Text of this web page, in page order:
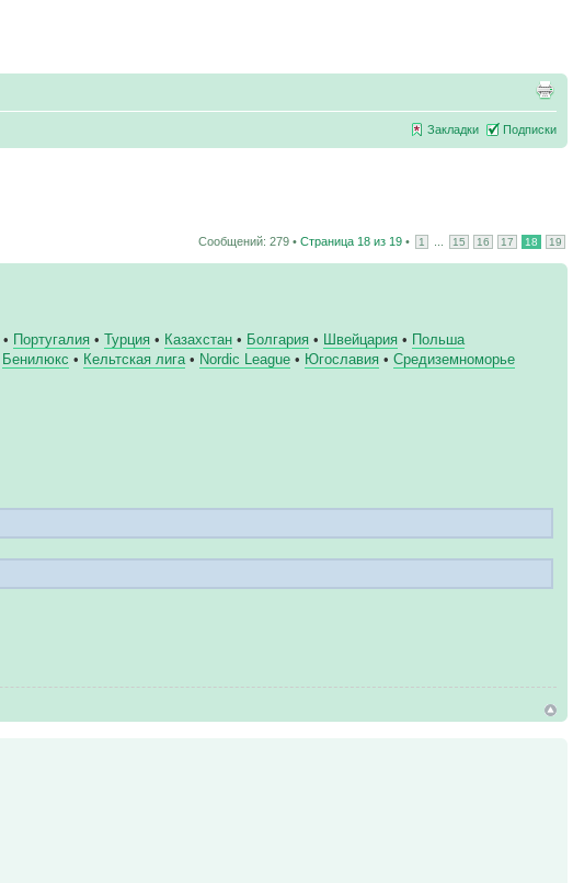
Закладки Подписки
Сообщений: 279 • Страница 18 из 19 • 1 15 16 17 18 19
• Португалия •Турция • Казахстан • Болгария • Швейцария • Польша
Бенилюкс • Кельтская лига • Nordic League • Югославия •Средиземноморье